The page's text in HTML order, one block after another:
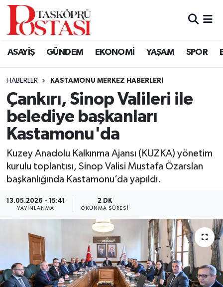
ASAYİŞ GÜNDEM EKONOMİ YAŞAM SPOR
HABERLER KASTAMONU MERKEZ HABERLERI
Çankırı, Sinop Valileri ile
belediye başkanları
Kastamonu'da
Kuzey Anadolu Kalkınma Ajansı (KUZKA) yönetim
kurulu toplantısı, Sinop Valisi Mustafa Özarslan
başkanlığında Kastamonu’da yapıldı.
13.05.2026 - 15:41
YAYINLANMA
2 DK
OKUNMA SÜRESI
Kastamonu Vefat Edenler
Araç Haberleri
Azdavay Haberleri
Bozkurt Haberleri
Daday Haberleri
Devrekani Haberleri